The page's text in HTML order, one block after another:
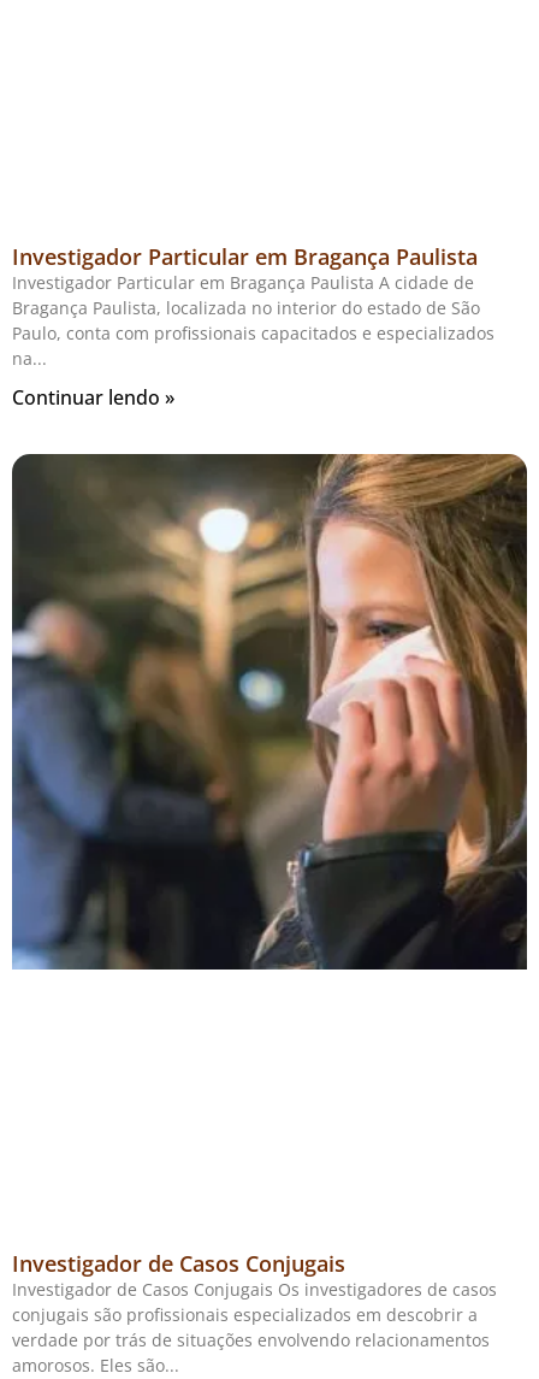
Investigador Particular em Bragança Paulista
Investigador Particular em Bragança Paulista A cidade de
Bragança Paulista, localizada no interior do estado de São
Paulo, conta com profissionais capacitados e especializados
na
Continuar lendo »
Investigador de Casos Conjugais
Investigador de Casos Conjugais Os investigadores de casos
conjugais são profissionais especializados em descobrir a
verdade por trás de situações envolvendo relacionamentos
amorosos. Eles são